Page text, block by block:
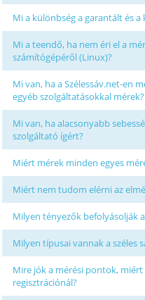
Mi a különbség a garantált és
Mi a teendő, ha nem éri el a
számítógépéről (Linux)?
Mi van, ha a Szélessáv.net-en
egyéb szolgáltatásokkal mérek?
Mi van, ha alacsonyabb
szolgáltató ígért?
Miért mérek minden egyes
Miért nem tudom elérni az
Milyen tényezők befolyásolják
Milyen típusai vannak a széles
Mire jók a mérési pontok,
regisztrációnál?